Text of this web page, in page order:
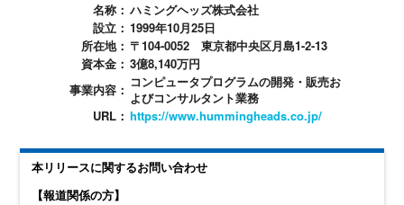
名称： ハミングヘッズ株式会社
設立： 1999年10月25日
所在地： 〒104-0052 東京都中央区月島1-2-13
資本金： 3億8,140万円
事業内容： コンピュータプログラムの開発・販売お
よびコンサルタント業務
URL： https://www.hummingheads.co.jp/
本リリースに関するお問い合わせ
【報道関係の方】